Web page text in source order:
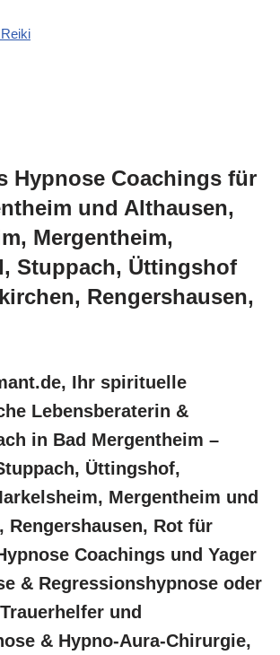
Hypnose Coachings für
und Althausen,
Mergentheim,
Stuppach, Üttingshof
Rengershausen,
Ihr spirituelle
Lebensberaterin &
in Bad Mergentheim –
Üttingshof,
Mergentheim und
Rengershausen, Rot für
Coachings und Yager
& Regressionshypnose oder
und
& Hypno-Aura-Chirurgie,